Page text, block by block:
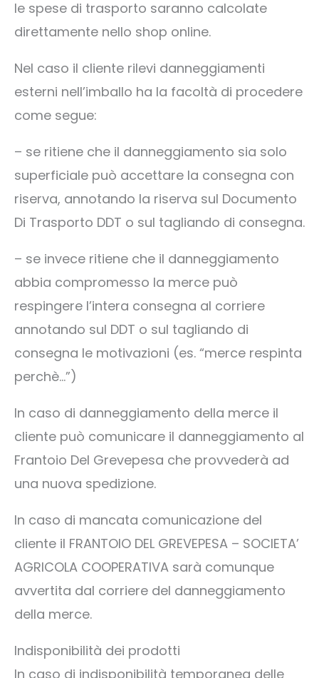
le spese di trasporto saranno calcolate
direttamente nello shop online.
Nel caso il cliente rilevi danneggiamenti
esterni nell’imballo ha la facoltà di procedere
come segue:
– se ritiene che il danneggiamento sia solo
superficiale può accettare la consegna con
riserva, annotando la riserva sul Documento
Di Trasporto DDT o sul tagliando di consegna.
– se invece ritiene che il danneggiamento
abbia compromesso la merce può
respingere l’intera consegna al corriere
annotando sul DDT o sul tagliando di
consegna le motivazioni (es. “merce respinta
perchè…”)
In caso di danneggiamento della merce il
cliente può comunicare il danneggiamento al
Frantoio Del Grevepesa che provvederà ad
una nuova spedizione.
In caso di mancata comunicazione del
cliente il FRANTOIO DEL GREVEPESA – SOCIETA’
AGRICOLA COOPERATIVA sarà comunque
avvertita dal corriere del danneggiamento
della merce.
Indisponibilità dei prodotti
In caso di indisponibilità temporanea delle